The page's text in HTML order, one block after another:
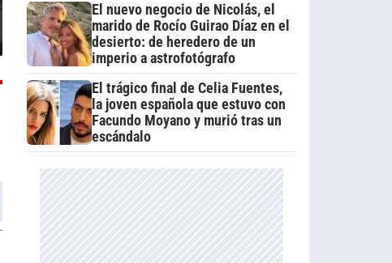
El nuevo negocio de Nicolás, el
marido de Rocío Guirao Díaz en el
desierto: de heredero de un
imperio a astrofotógrafo
El trágico final de Celia Fuentes,
la joven española que estuvo con
Facundo Moyano y murió tras un
escándalo